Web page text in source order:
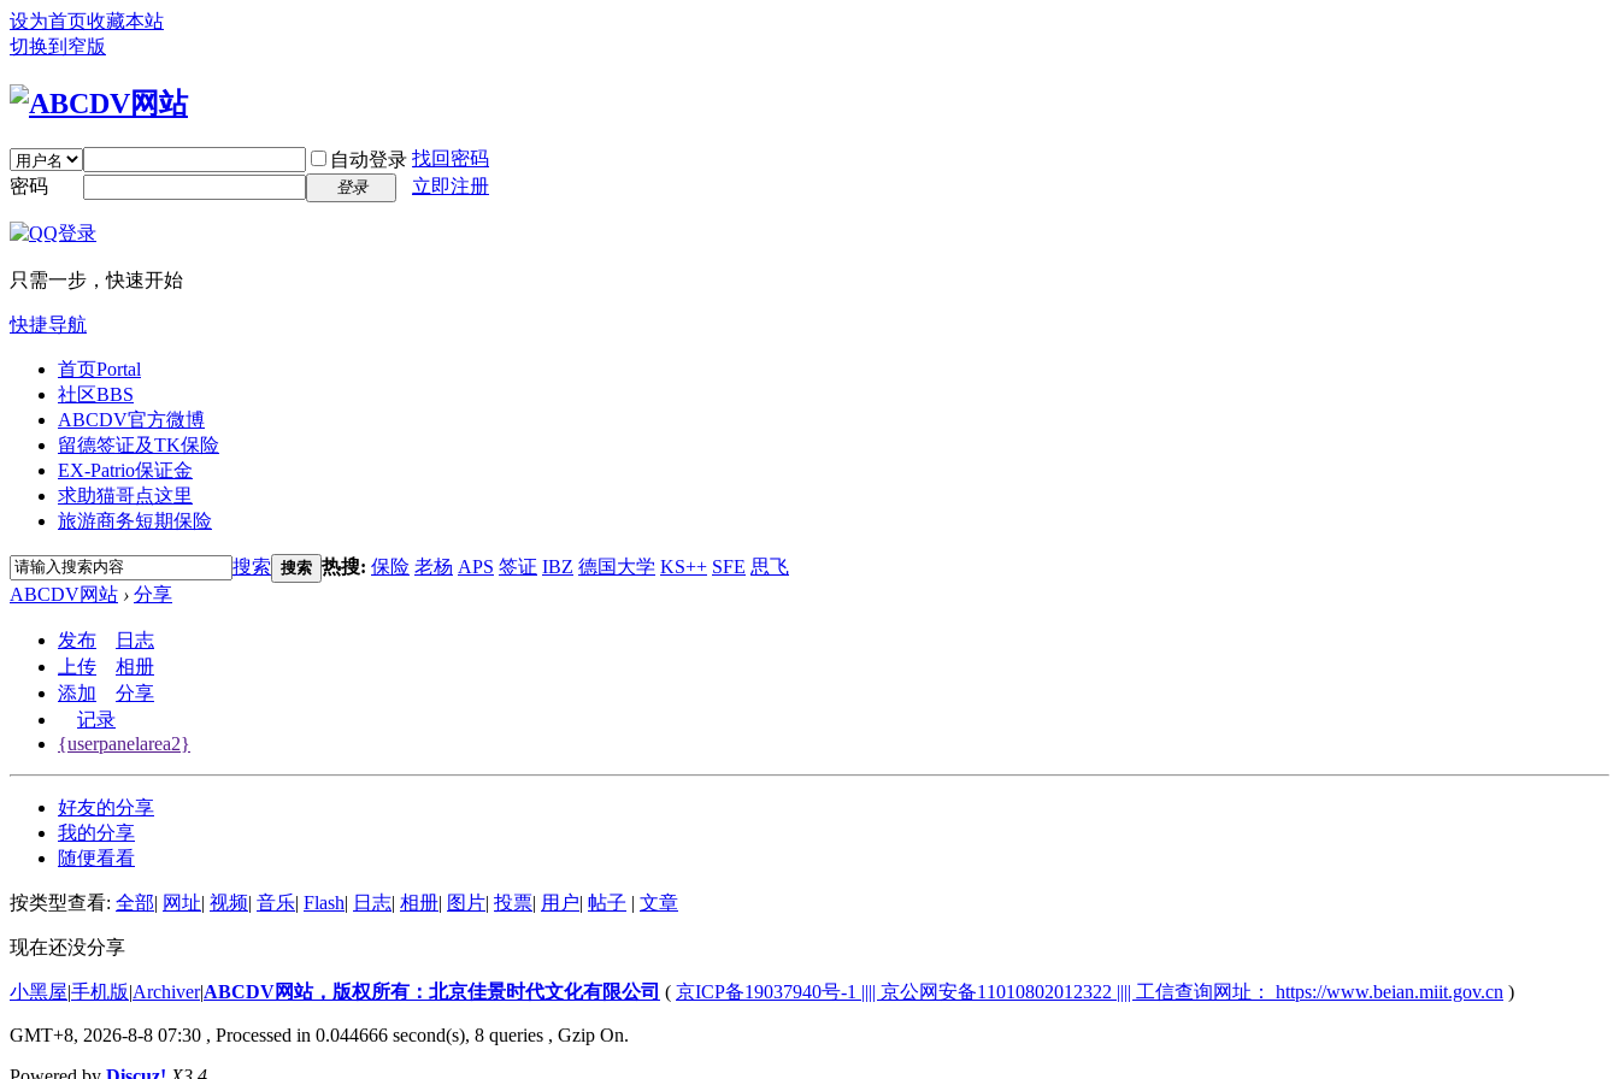
设为首页收藏本站
切换到窄版
自动登录 找回密码
密码
登录 立即注册
只需一步，快速开始
快捷导航
首页Portal
社区BBS
ABCDV官方微博
留德签证及TK保险
EX-Patrio保证金
求助猫哥点这里
旅游商务短期保险
搜索 搜索 热搜: 保险 老杨 APS 签证 IBZ 德国大学 KS++ SFE 思飞
ABCDV网站 › 分享
发布
日志
上传
相册
添加
分享
记录
{userpanelarea2}
好友的分享
我的分享
随便看看
按类型查看: 全部| 网址| 视频| 音乐| Flash| 日志| 相册| 图片| 投票| 用户| 帖子 | 文章
现在还没分享
小黑屋|手机版|Archiver|ABCDV网站，版权所有：北京佳景时代文化有限公司 ( 京ICP备19037940号-1 |||| 京公网安备11010802012322 |||| 工信查询网址： https://www.beian.miit.gov.cn )
GMT+8, 2026-8-8 07:30 , Processed in 0.044666 second(s), 8 queries , Gzip On.